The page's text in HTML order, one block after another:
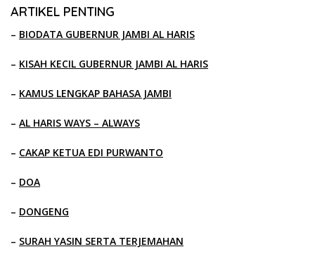
ARTIKEL PENTING
– BIODATA GUBERNUR JAMBI AL HARIS
– KISAH KECIL GUBERNUR JAMBI AL HARIS
– KAMUS LENGKAP BAHASA JAMBI
– AL HARIS WAYS – ALWAYS
– CAKAP KETUA EDI PURWANTO
– DOA
– DONGENG
– SURAH YASIN SERTA TERJEMAHAN